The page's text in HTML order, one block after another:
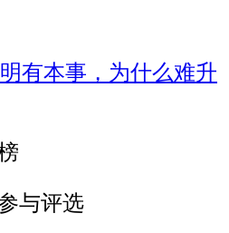
有本事，为什么难升
与评选